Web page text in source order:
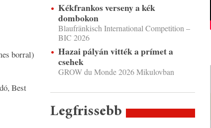
borral)
Best
Kékfrankos verseny a kék
dombokon
Blaufränkisch International Competition –
BIC 2026
Hazai pályán vitték a prímet a
csehek
GROW du Monde 2026 Mikulovban
Legfrissebb